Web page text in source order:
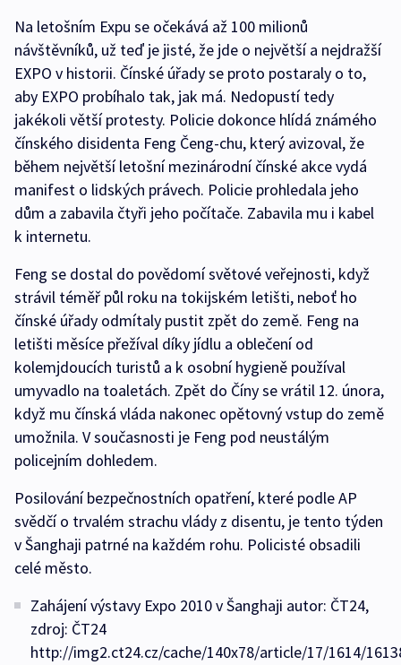
Na letošním Expu se očekává až 100 milionů
návštěvníků, už teď je jisté, že jde o největší a nejdražší
EXPO v historii. Čínské úřady se proto postaraly o to,
aby EXPO probíhalo tak, jak má. Nedopustí tedy
jakékoli větší protesty. Policie dokonce hlídá známého
čínského disidenta Feng Čeng-chu, který avizoval, že
během největší letošní mezinárodní čínské akce vydá
manifest o lidských právech. Policie prohledala jeho
dům a zabavila čtyři jeho počítače. Zabavila mu i kabel
k internetu.
Feng se dostal do povědomí světové veřejnosti, když
strávil téměř půl roku na tokijském letišti, neboť ho
čínské úřady odmítaly pustit zpět do země. Feng na
letišti měsíce přežíval díky jídlu a oblečení od
kolemjdoucích turistů a k osobní hygieně používal
umyvadlo na toaletách. Zpět do Číny se vrátil 12. února,
když mu čínská vláda nakonec opětovný vstup do země
umožnila. V současnosti je Feng pod neustálým
policejním dohledem.
Posilování bezpečnostních opatření, které podle AP
svědčí o trvalém strachu vlády z disentu, je tento týden
v Šanghaji patrné na každém rohu. Policisté obsadili
celé město.
Zahájení výstavy Expo 2010 v Šanghaji autor: ČT24,
zdroj: ČT24
http://img2.ct24.cz/cache/140x78/article/17/1614/